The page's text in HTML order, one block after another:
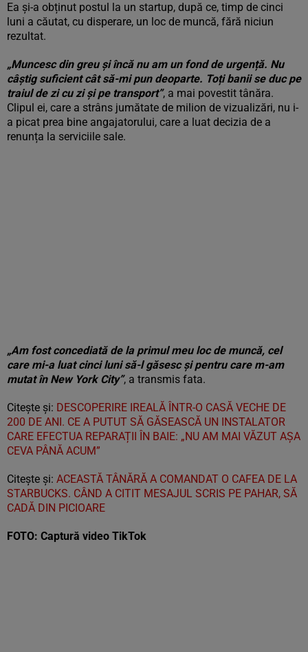
Ea și-a obținut postul la un startup, după ce, timp de cinci
luni a căutat, cu disperare, un loc de muncă, fără niciun
rezultat.
„Muncesc din greu și încă nu am un fond de urgență. Nu
câștig suficient cât să-mi pun deoparte. Toți banii se duc pe
traiul de zi cu zi și pe transport”, a mai povestit tânăra.
Clipul ei, care a strâns jumătate de milion de vizualizări, nu i-
a picat prea bine angajatorului, care a luat decizia de a
renunța la serviciile sale.
„Am fost concediată de la primul meu loc de muncă, cel
care mi-a luat cinci luni să-l găsesc și pentru care m-am
mutat în New York City”, a transmis fata.
Citește și: DESCOPERIRE IREALĂ ÎNTR-O CASĂ VECHE DE
200 DE ANI. CE A PUTUT SĂ GĂSEASCĂ UN INSTALATOR
CARE EFECTUA REPARAȚII ÎN BAIE: „NU AM MAI VĂZUT AȘA
CEVA PÂNĂ ACUM”
Citește și: ACEASTĂ TÂNĂRĂ A COMANDAT O CAFEA DE LA
STARBUCKS. CÂND A CITIT MESAJUL SCRIS PE PAHAR, SĂ
CADĂ DIN PICIOARE
FOTO: Captură video TikTok